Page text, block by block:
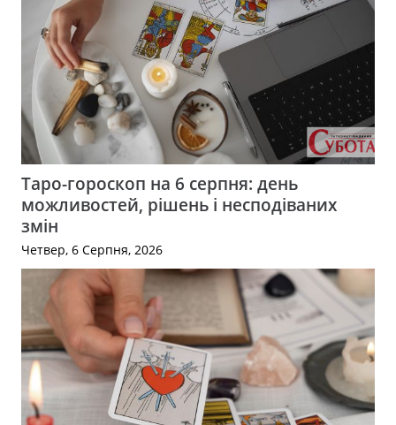
Таро-гороскоп на 6 серпня: день
можливостей, рішень і несподіваних
змін
Четвер, 6 Серпня, 2026